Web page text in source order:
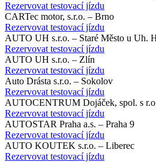
Rezervovat testovací jízdu
CARTec motor, s.r.o. – Brno
Rezervovat testovací jízdu
AUTO UH s.r.o. – Staré Město u Uh.
Rezervovat testovací jízdu
AUTO UH s.r.o. – Zlín
Rezervovat testovací jízdu
Auto Drásta s.r.o. – Sokolov
Rezervovat testovací jízdu
AUTOCENTRUM Dojáček, spol. s
Rezervovat testovací jízdu
AUTOSTAR Praha a.s. – Praha 9
Rezervovat testovací jízdu
AUTO KOUTEK s.r.o. – Liberec
Rezervovat testovací jízdu